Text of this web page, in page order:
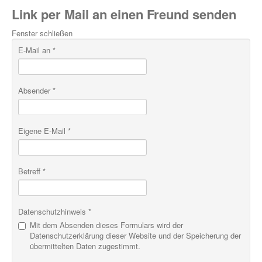
Link per Mail an einen Freund senden
Fenster schließen
E-Mail an *
Absender *
Eigene E-Mail *
Betreff *
Datenschutzhinweis *
Mit dem Absenden dieses Formulars wird der
Datenschutzerklärung dieser Website und der Speicherung der
übermittelten Daten zugestimmt.